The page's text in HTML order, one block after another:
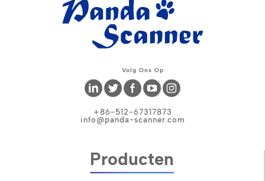
Volg Ons Op
+86-512-67317873
info@panda-scanner.com
Producten